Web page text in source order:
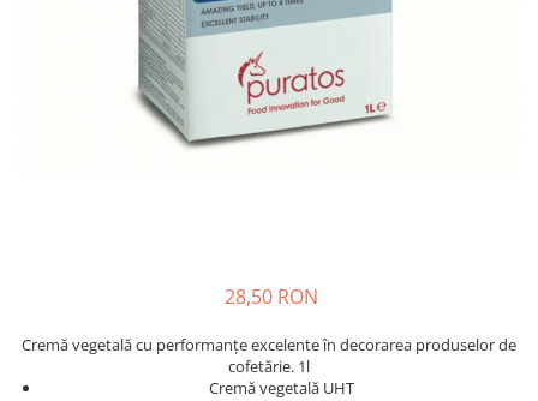
28,50 RON
Cremă vegetală cu performanțe excelente în decorarea produselor de
cofetărie. 1l
Cremă vegetală UHT